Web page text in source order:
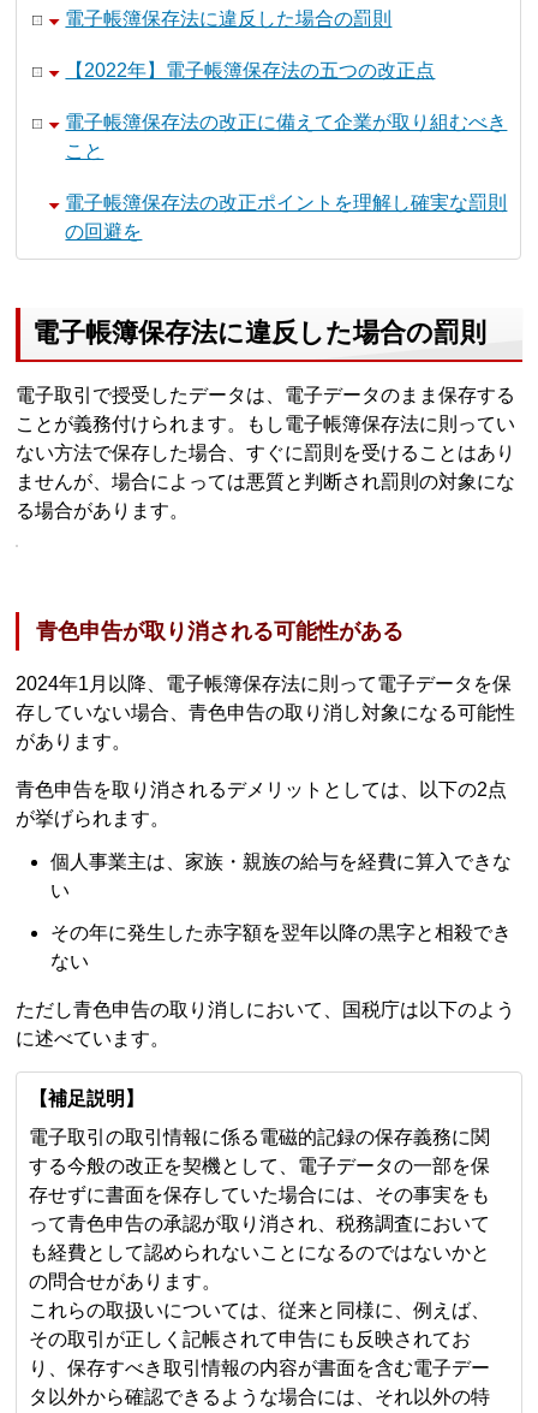
電子帳簿保存法に違反した場合の罰則
【2022年】電子帳簿保存法の五つの改正点
電子帳簿保存法の改正に備えて企業が取り組むべき
こと
電子帳簿保存法の改正ポイントを理解し確実な罰則
の回避を
電子帳簿保存法に違反した場合の罰則
電子取引で授受したデータは、電子データのまま保存する
ことが義務付けられます。もし電子帳簿保存法に則ってい
ない方法で保存した場合、すぐに罰則を受けることはあり
ませんが、場合によっては悪質と判断され罰則の対象にな
る場合があります。
青色申告が取り消される可能性がある
2024年1月以降、電子帳簿保存法に則って電子データを保
存していない場合、青色申告の取り消し対象になる可能性
があります。
青色申告を取り消されるデメリットとしては、以下の2点
が挙げられます。
個人事業主は、家族・親族の給与を経費に算入できな
い
その年に発生した赤字額を翌年以降の黒字と相殺でき
ない
ただし青色申告の取り消しにおいて、国税庁は以下のよう
に述べています。
【補足説明】
電子取引の取引情報に係る電磁的記録の保存義務に関
する今般の改正を契機として、電子データの一部を保
存せずに書面を保存していた場合には、その事実をも
って青色申告の承認が取り消され、税務調査において
も経費として認められないことになるのではないかと
の問合せがあります。
これらの取扱いについては、従来と同様に、例えば、
その取引が正しく記帳されて申告にも反映されてお
り、保存すべき取引情報の内容が書面を含む電子デー
タ以外から確認できるような場合には、それ以外の特